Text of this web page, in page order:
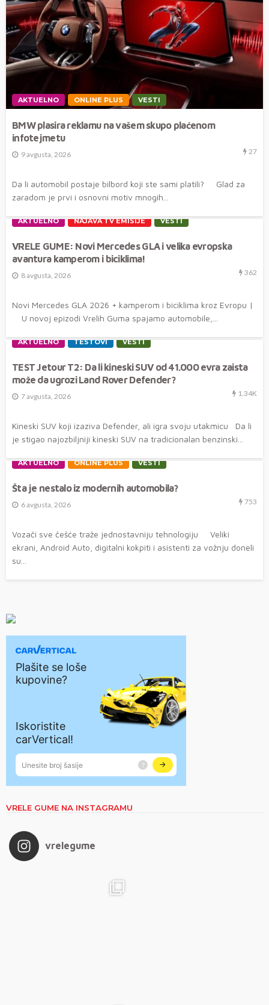
AKTUELNO ONLINE PLUS VESTI
BMW plasira reklamu na vašem skupo plaćenom
infotejmetu
9 avgusta, 2026 27
Da li automobil postaje bilbord koji ste sami platili? Glad za
zaradom je prvi i osnovni motiv mnogih...
AKTUELNO NAJAVA TV EMISIJE VESTI
VRELE GUME: Novi Mercedes GLA i velika evropska
avantura kamperom i biciklima!
8 avgusta, 2026 362
Novi Mercedes GLA 2026 + kamperom i biciklima kroz Evropu |
U novoj epizodi Vrelih Guma spajamo automobile,...
AKTUELNO TESTOVI VESTI
TEST Jetour T2: Da li kineski SUV od 41.000 evra zaista
može da ugrozi Land Rover Defender?
7 avgusta, 2026 1.34K
Kineski SUV koji izaziva Defender, ali igra svoju utakmicu Da li
je stigao najozbiljniji kineski SUV na tradicionalan benzinski...
AKTUELNO ONLINE PLUS VESTI
Šta je nestalo iz modernih automobila?
6 avgusta, 2026 753
Vozači sve češće traže jednostavniju tehnologiju Veliki
ekrani, Android Auto, digitalni kokpiti i asistenti za vožnju doneli
su...
VRELE GUME NA INSTAGRAMU
vrelegume